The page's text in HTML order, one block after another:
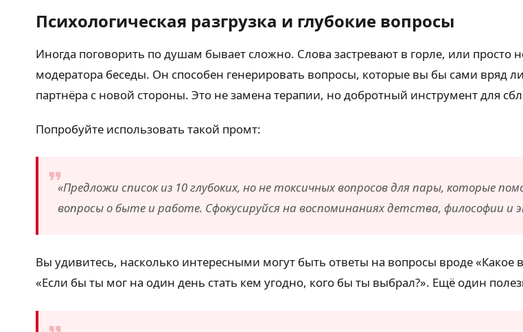
Психологическая разгрузка и глубокие вопросы
Иногда поговорить по душам бывает сложно. Слова застревают в горле, или
модератора беседы. Он способен генерировать вопросы, которые вы бы сами вряд
партнёра с новой стороны. Это не замена терапии, но добротный инструмент для
Попробуйте использовать такой промт:
«Предложи список из 10 глубоких, но не токсичных вопросов для пары, которые
вопросы о быте и работе. Сфокусируйся на воспоминаниях детства, философии и
Вы удивитесь, насколько интересными могут быть ответы на вопросы вроде «Какое
«Если бы ты мог на один день стать кем угодно, кого бы ты выбрал?». Ещё один